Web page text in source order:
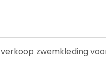
zwemkleding